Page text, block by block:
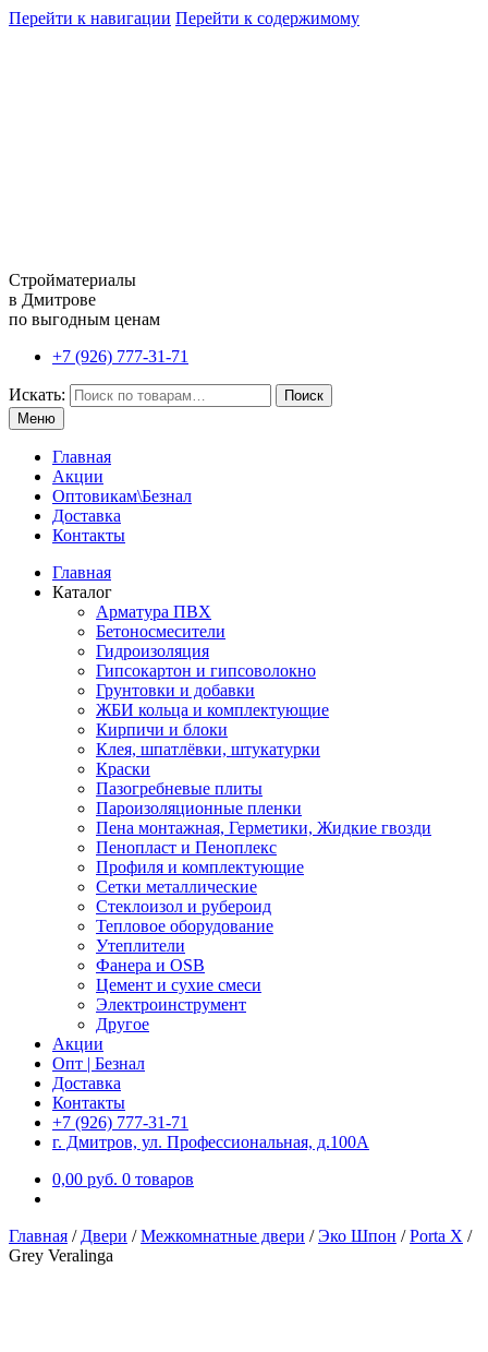
Перейти к навигации Перейти к содержимому
Стройматериалы
в Дмитрове
по выгодным ценам
+7 (926) 777-31-71
Искать:
Поиск
Меню
Главная
Акции
Оптовикам\Безнал
Доставка
Контакты
Главная
Каталог
Арматура ПВХ
Бетоносмесители
Гидроизоляция
Гипсокартон и гипсоволокно
Грунтовки и добавки
ЖБИ кольца и комплектующие
Кирпичи и блоки
Клея, шпатлёвки, штукатурки
Краски
Пазогребневые плиты
Пароизоляционные пленки
Пена монтажная, Герметики, Жидкие гвозди
Пенопласт и Пеноплекс
Профиля и комплектующие
Сетки металлические
Стеклоизол и рубероид
Тепловое оборудование
Утеплители
Фанера и OSB
Цемент и сухие смеси
Электроинструмент
Другое
Акции
Опт | Безнал
Доставка
Контакты
+7 (926) 777-31-71
г. Дмитров, ул. Профессиональная, д.100А
0,00 руб. 0 товаров
Главная / Двери /Межкомнатные двери /Эко Шпон /Porta X /
Grey Veralinga